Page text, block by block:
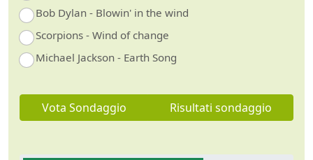
Bob Dylan - Blowin' in the wind
Scorpions - Wind of change
Michael Jackson - Earth Song
Vota Sondaggio Risultati sondaggio